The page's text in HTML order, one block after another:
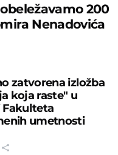
200
Nenadovića
zatvorena izložba
koja raste" u
Fakulteta
umetnosti